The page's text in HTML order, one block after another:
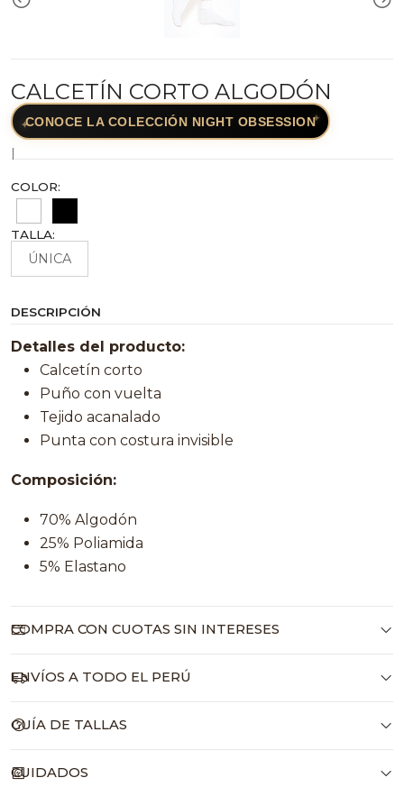
CALCETÍN CORTO ALGODÓN
✦
✦CONOCE LA COLECCIÓN NIGHT OBSESSION
|
COLOR:
TALLA:
ÚNICA
DESCRIPCIÓN
Detalles del producto:
Calcetín corto
Puño con vuelta
Tejido acanalado
Punta con costura invisible
Composición:
70% Algodón
25% Poliamida
5% Elastano
COMPRA CON CUOTAS SIN INTERESES
ENVÍOS A TODO EL PERÚ
GUÍA DE TALLAS
CUIDADOS